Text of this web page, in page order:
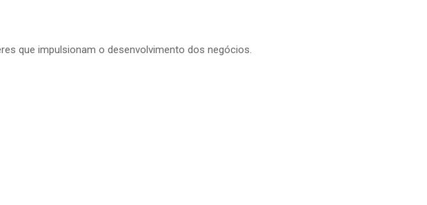
que impulsionam o desenvolvimento dos negócios.